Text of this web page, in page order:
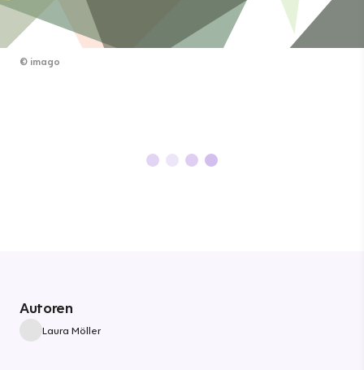
© imago
Autoren
Laura Möller